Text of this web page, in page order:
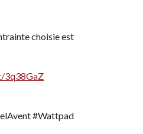
choisie est
3q38GaZ
#Wattpad